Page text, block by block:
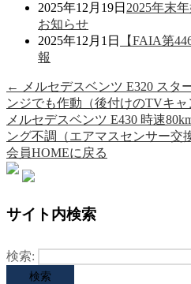
2025年12月19日 2025年末
お知らせ
2025年12月1日
【FAIA第
報
←
メルセデスベンツ E320 スタ
ンジでも作動（後付けのTVキャ
メルセデスベンツ E430 時速
ング不調（エアマスセンサー交
会員HOMEに戻る
サイト内検索
検索: